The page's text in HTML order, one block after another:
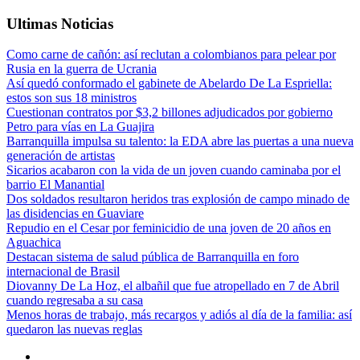
Ultimas Noticias
Como carne de cañón: así reclutan a colombianos para pelear por
Rusia en la guerra de Ucrania
Así quedó conformado el gabinete de Abelardo De La Espriella:
estos son sus 18 ministros
Cuestionan contratos por $3,2 billones adjudicados por gobierno
Petro para vías en La Guajira
Barranquilla impulsa su talento: la EDA abre las puertas a una nueva
generación de artistas
Sicarios acabaron con la vida de un joven cuando caminaba por el
barrio El Manantial
Dos soldados resultaron heridos tras explosión de campo minado de
las disidencias en Guaviare
Repudio en el Cesar por feminicidio de una joven de 20 años en
Aguachica
Destacan sistema de salud pública de Barranquilla en foro
internacional de Brasil
Diovanny De La Hoz, el albañil que fue atropellado en 7 de Abril
cuando regresaba a su casa
Menos horas de trabajo, más recargos y adiós al día de la familia: así
quedaron las nuevas reglas